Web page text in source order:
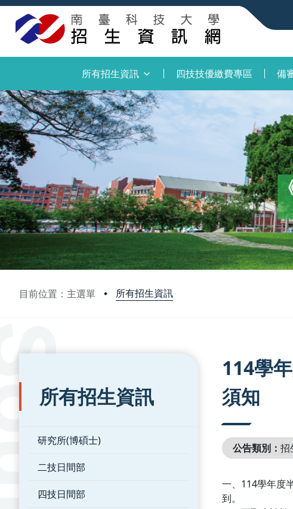
所有招生資訊 四技技優繳費專區 備
目前位置：主選單 所有招生資訊
:::
所有招生資訊
研究所(博碩士)
二技日間部
四技日間部
114學
須知
公告類別： 招
一、114學年度
到。